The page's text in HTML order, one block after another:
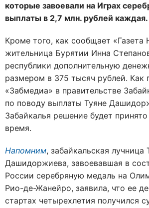
которые завоевали на Играх
выплаты в 2,7 млн. рублей каждая.
Кроме того, как сообщает
жительница Бурятии Инна
республики дополнительную
размером в 375 тысяч рублей. Как
«Забмедиа» в правительстве
по поводу выплаты Туяне
Забайкалья решение будет
время.
Напомним, забайкальская лучница
Дашидоржиева, завоевавшая в
России серебряную медаль на
Рио-де-Жанейро, заявила, что ее
стартах четырехлетия получился